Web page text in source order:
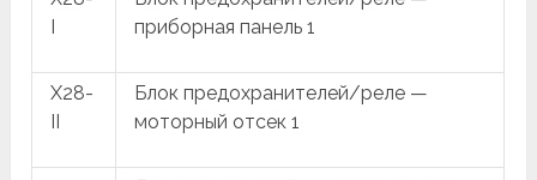
I
приборная панель 1
X28-
II
Блок предохранителей/реле —
моторный отсек 1